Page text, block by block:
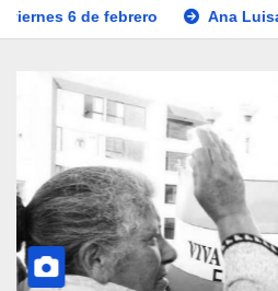
Ana Luisa Montenegro, madre